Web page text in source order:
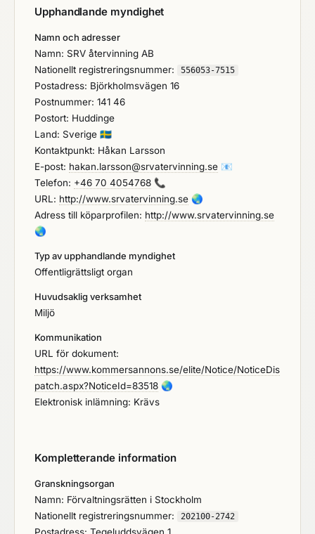
Upphandlande myndighet
Namn och adresser
Namn: SRV återvinning AB
Nationellt registreringsnummer:
556053-7515
Postadress: Björkholmsvägen 16
Postnummer: 141 46
Postort: Huddinge
Land: Sverige 🇸🇪
Kontaktpunkt: Håkan Larsson
E-post: hakan.larsson@srvatervinning.se 📧
Telefon: +46 70 4054768 📞
URL: http://www.srvatervinning.se 🌏
Adress till köparprofilen: http://www.srvatervinning.se
🌏
Typ av upphandlande myndighet
Offentligrättsligt organ
Huvudsaklig verksamhet
Miljö
Kommunikation
URL för dokument:
https://www.kommersannons.se/elite/Notice/NoticeDis
patch.aspx?NoticeId=83518 🌏
Elektronisk inlämning: Krävs
Kompletterande information
Granskningsorgan
Namn: Förvaltningsrätten i Stockholm
Nationellt registreringsnummer:
202100-2742